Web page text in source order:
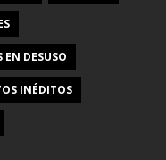
EN DESUSO
INÉDITOS